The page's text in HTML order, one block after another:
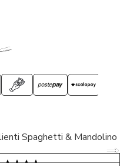
Spaghetti & Mandolino
5/5
5/5